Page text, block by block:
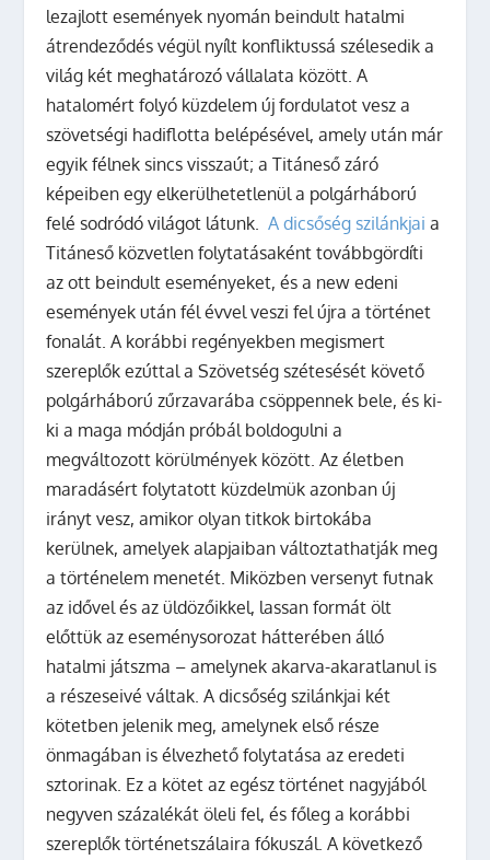
lezajlott események nyomán beindult hatalmi
átrendeződés végül nyílt konfliktussá szélesedik a
világ két meghatározó vállalata között. A
hatalomért folyó küzdelem új fordulatot vesz a
szövetségi hadiflotta belépésével, amely után már
egyik félnek sincs visszaút; a Titáneső záró
képeiben egy elkerülhetetlenül a polgárháború
felé sodródó világot látunk. A dicsőség szilánkjai a
Titáneső közvetlen folytatásaként továbbgördíti
az ott beindult eseményeket, és a new edeni
események után fél évvel veszi fel újra a történet
fonalát. A korábbi regényekben megismert
szereplők ezúttal a Szövetség szétesését követő
polgárháború zűrzavarába csöppennek bele, és ki-
ki a maga módján próbál boldogulni a
megváltozott körülmények között. Az életben
maradásért folytatott küzdelmük azonban új
irányt vesz, amikor olyan titkok birtokába
kerülnek, amelyek alapjaiban változtathatják meg
a történelem menetét. Miközben versenyt futnak
az idővel és az üldözőikkel, lassan formát ölt
előttük az eseménysorozat hátterében álló
hatalmi játszma – amelynek akarva-akaratlanul is
a részeseivé váltak. A dicsőség szilánkjai két
kötetben jelenik meg, amelynek első része
önmagában is élvezhető folytatása az eredeti
sztorinak. Ez a kötet az egész történet nagyjából
negyven százalékát öleli fel, és főleg a korábbi
szereplők történetszálaira fókuszál. A következő